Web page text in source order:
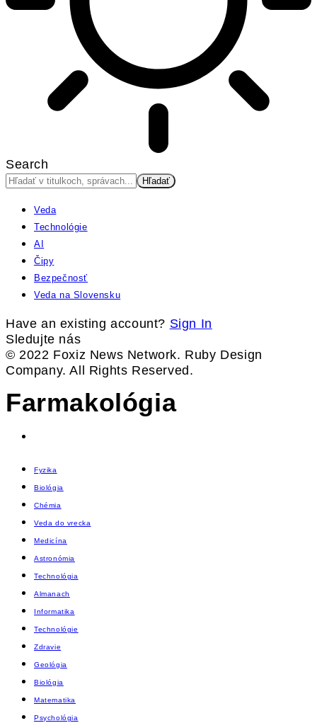
Search
Veda
Technológie
AI
Čipy
Bezpečnosť
Veda na Slovensku
Have an existing account? Sign In
Sledujte nás
© 2022 Foxiz News Network. Ruby Design
Company. All Rights Reserved.
Farmakológia
Fyzika
Biológia
Chémia
Veda do vrecka
Medicína
Astronómia
Technológia
Almanach
Informatika
Technológie
Zdravie
Geológia
Biológia
Matematika
Psychológia